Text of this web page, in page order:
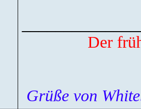
Der
Grüße von